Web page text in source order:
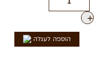
+
הוספה לעגלה